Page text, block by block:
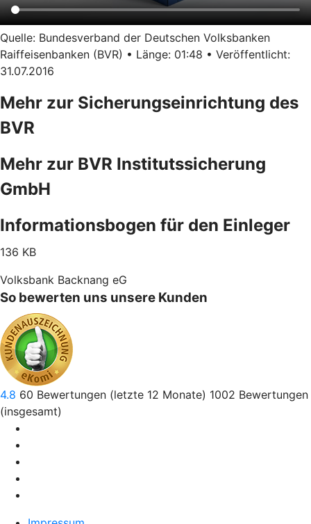
Quelle: Bundesverband der Deutschen Volksbanken
Raiffeisenbanken (BVR) • Länge: 01:48 • Veröffentlicht:
31.07.2016
Mehr zur Sicherungseinrichtung des
BVR
Mehr zur BVR Institutssicherung
GmbH
Informationsbogen für den Einleger
136 KB
Volksbank Backnang eG
So bewerten uns unsere Kunden
4.8 60 Bewertungen (letzte 12 Monate) 1002 Bewertungen
(insgesamt)